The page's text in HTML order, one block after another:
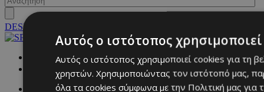
DESKTOP
NETWORK:
Αυτός ο ιστότοπος
Αυτός ο ιστότοπος χρησιμοποιεί cookies για τη
χρηστών. Χρησιμοποιώντας τον ιστότοπό μας,
όλα τα cookies σύμφωνα με την Πολιτική μας για